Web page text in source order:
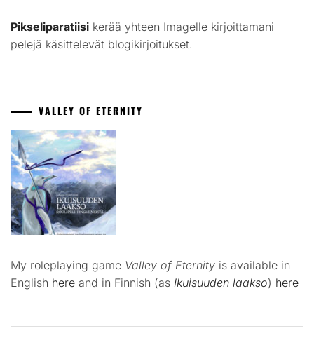
Pikseliparatiisi kerää yhteen Imagelle kirjoittamani
pelejä käsittelevät blogikirjoitukset.
VALLEY OF ETERNITY
My roleplaying game Valley of Eternity is available in
English here and in Finnish (as Ikuisuuden laakso) here